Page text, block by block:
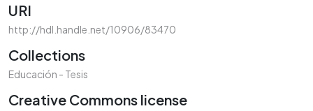
URI
http://hdl.handle.net/10906/83470
Collections
Educación - Tesis
Creative Commons license